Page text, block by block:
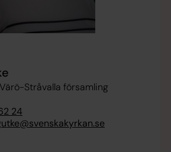
Stråvalla församling
24